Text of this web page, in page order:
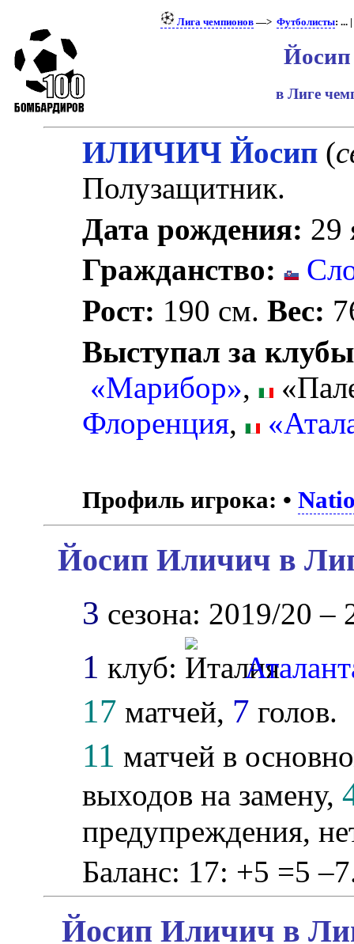
Лига чемпионов—> Футболисты: ... |
в Лиге
ИЛИЧИЧ Йосип (
Полузащитник.
Дата рождения: 29
Гражданство:
Рост: 190 см.Вес:
Выступал за
«Марибор»,
Флоренция,
Профиль игрока: •
Йосип Иличич в
3 сезона: 2019/20 –
1 клуб:
17 матчей, 7 голов.
11 матчей в
выходов на замену,
предупреждения,
Баланс: 17: +5 =5
Йосип Иличич в